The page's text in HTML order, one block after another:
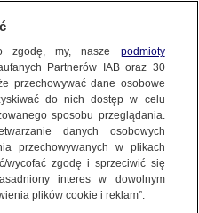
usług
zgodę, my, nasze podmioty
Partnerów IAB oraz 30
przechowywać dane osobowe
do nich dostęp w celu
sposobu przeglądania.
danych osobowych
przechowywanych w plikach
wycofać zgodę i sprzeciwić się
interes w dowolnym
plików cookie i reklam”.